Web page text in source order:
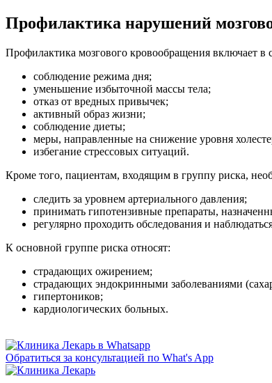
Профилактика нарушений
Профилактика мозгового кровообращения включает в
соблюдение режима дня;
уменьшение избыточной массы тела;
отказ от вредных привычек;
активный образ жизни;
соблюдение диеты;
меры, направленные на снижение уровня
избегание стрессовых ситуаций.
Кроме того, пациентам, входящим в группу риска,
следить за уровнем артериального давления;
принимать гипотензивные препараты,
регулярно проходить обследования и
К основной группе риска относят:
страдающих ожирением;
страдающих эндокринными заболеваниями
гипертоников;
кардиологических больных.
Обратиться за консультацией по What's App